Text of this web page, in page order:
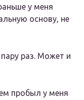
у меня
основу, не
раз. Может и
пробыл у меня